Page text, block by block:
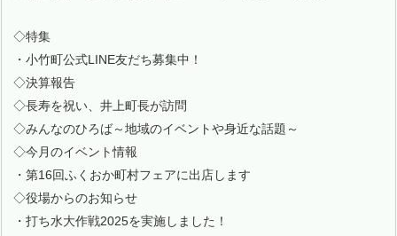
◇特集
・小竹町公式LINE友だち募集中！
◇決算報告
◇長寿を祝い、井上町長が訪問
◇みんなのひろば～地域のイベントや身近な話題～
◇今月のイベント情報
・第16回ふくおか町村フェアに出店します
◇役場からのお知らせ
・打ち水大作戦2025を実施しました！